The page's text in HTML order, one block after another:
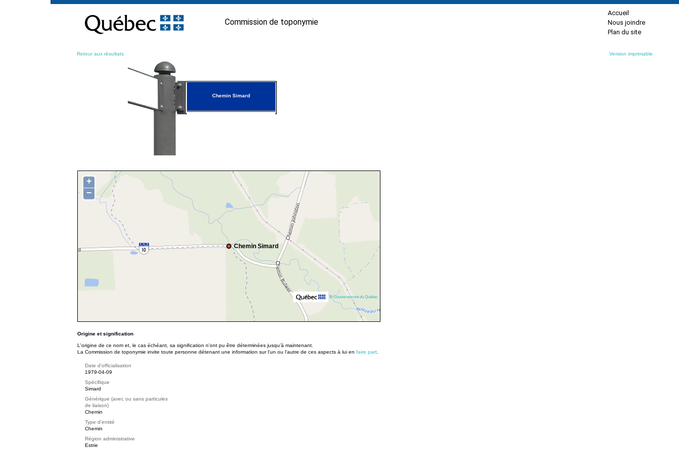
contenu
Commission de toponymie
Accueil
Nous joindre
Plan du site
Retour aux résultats Version imprimable
Chemin Simard
Chemin Simard
+
−
© Gouvernement du Québec
Origine et signification
L'origine de ce nom et, le cas échéant, sa signification n’ont pu être déterminées jusqu’à maintenant.
La Commission de toponymie invite toute personne détenant une information sur l'un ou l'autre de ces aspects à lui en faire part
Date d'officialisation
1979-04-09
Spécifique
Simard
Générique (avec ou sans particules
de liaison)
Chemin
Type d'entité
Chemin
Région administrative
Estrie